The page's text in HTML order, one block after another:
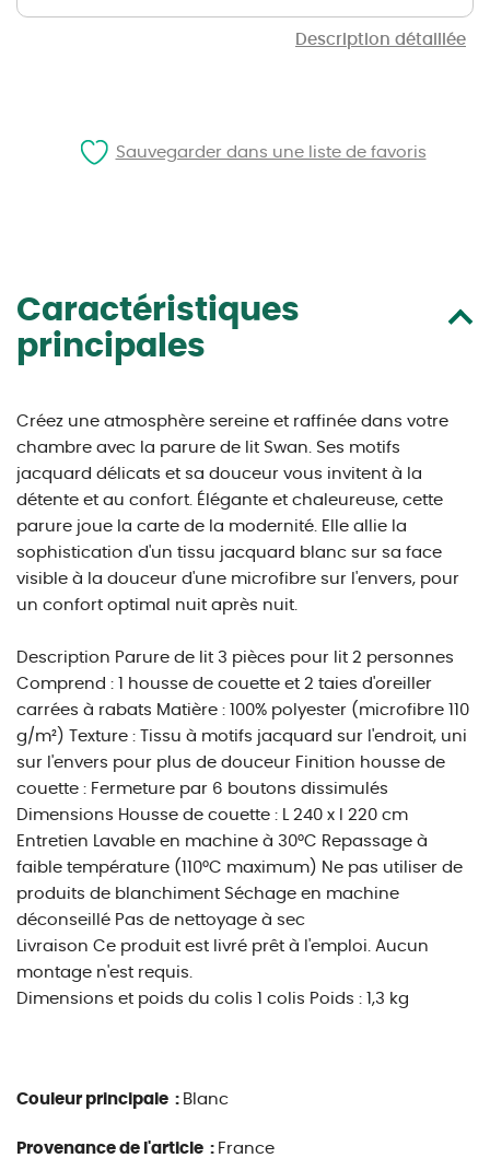
Description détaillée
Caractéristiques
principales
Créez une atmosphère sereine et raffinée dans votre
chambre avec la parure de lit Swan. Ses motifs
jacquard délicats et sa douceur vous invitent à la
détente et au confort. Élégante et chaleureuse, cette
parure joue la carte de la modernité. Elle allie la
sophistication d'un tissu jacquard blanc sur sa face
visible à la douceur d'une microfibre sur l'envers, pour
un confort optimal nuit après nuit.
Description Parure de lit 3 pièces pour lit 2 personnes
Comprend : 1 housse de couette et 2 taies d'oreiller
carrées à rabats Matière : 100% polyester (microfibre 110
g/m²) Texture : Tissu à motifs jacquard sur l'endroit, uni
sur l'envers pour plus de douceur Finition housse de
couette : Fermeture par 6 boutons dissimulés
Dimensions Housse de couette : L 240 x l 220 cm
Entretien Lavable en machine à 30°C Repassage à
faible température (110°C maximum) Ne pas utiliser de
produits de blanchiment Séchage en machine
déconseillé Pas de nettoyage à sec
Livraison Ce produit est livré prêt à l'emploi. Aucun
montage n'est requis.
Dimensions et poids du colis 1 colis Poids : 1,3 kg
Couleur principale : Blanc
Provenance de l'article : France
Sauvegarder dans une liste de favoris